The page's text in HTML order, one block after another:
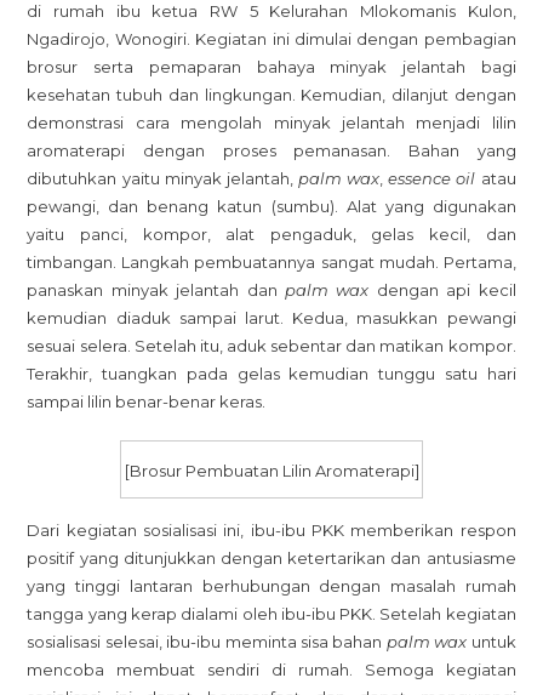
di rumah ibu ketua RW 5 Kelurahan Mlokomanis Kulon,
Ngadirojo, Wonogiri. Kegiatan ini dimulai dengan pembagian
brosur serta pemaparan bahaya minyak jelantah bagi
kesehatan tubuh dan lingkungan. Kemudian, dilanjut dengan
demonstrasi cara mengolah minyak jelantah menjadi lilin
aromaterapi dengan proses pemanasan. Bahan yang
dibutuhkan yaitu minyak jelantah, palm wax,essence oil atau
pewangi, dan benang katun (sumbu). Alat yang digunakan
yaitu panci, kompor, alat pengaduk, gelas kecil, dan
timbangan. Langkah pembuatannya sangat mudah. Pertama,
panaskan minyak jelantah dan palm wax dengan api kecil
kemudian diaduk sampai larut. Kedua, masukkan pewangi
sesuai selera. Setelah itu, aduk sebentar dan matikan kompor.
Terakhir, tuangkan pada gelas kemudian tunggu satu hari
sampai lilin benar-benar keras.
[Brosur Pembuatan Lilin Aromaterapi]
Dari kegiatan sosialisasi ini, ibu-ibu PKK memberikan respon
positif yang ditunjukkan dengan ketertarikan dan antusiasme
yang tinggi lantaran berhubungan dengan masalah rumah
tangga yang kerap dialami oleh ibu-ibu PKK. Setelah kegiatan
sosialisasi selesai, ibu-ibu meminta sisa bahan palm wax untuk
mencoba membuat sendiri di rumah. Semoga kegiatan